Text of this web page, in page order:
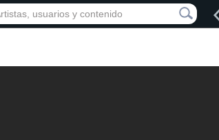
INICIO ARTISTAS